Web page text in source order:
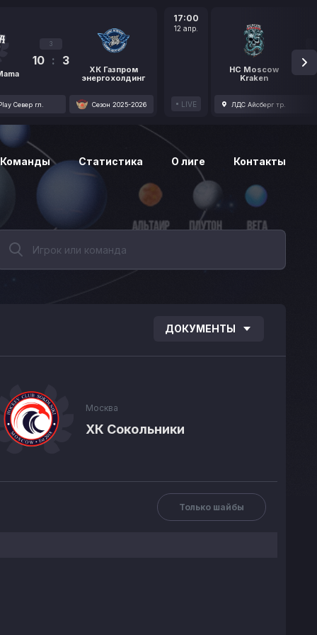
3
10 : 3
ХК Газпром
энергохолдинг
Север гл. Сезон 2025-2026
17:00
12 апр.
LIVE
HC Moscow
Kraken
1
ЛДС Айсберг тр.
Команды Статистика О лиге Контакты
ДОКУМЕНТЫ
Москва
ХК Сокольники
Только шайбы